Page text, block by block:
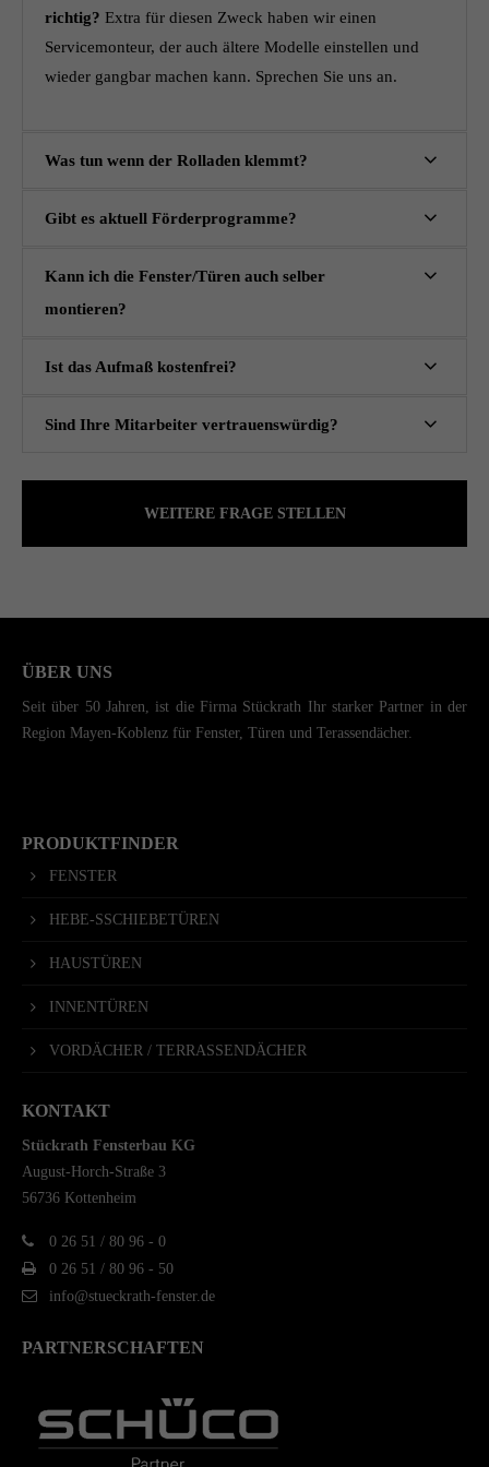
info@yourdomain.com
About us
richtig? Extra für diesen Zweck haben wir einen
Servicemonteur, der auch ältere Modelle einstellen und
wieder gangbar machen kann. Sprechen Sie uns an.
Was tun wenn der Rolladen klemmt?
Gibt es aktuell Förderprogramme?
Kann ich die Fenster/Türen auch selber
montieren?
Ist das Aufmaß kostenfrei?
Sind Ihre Mitarbeiter vertrauenswürdig?
WEITERE FRAGE STELLEN
ÜBER UNS
Seit über 50 Jahren, ist die Firma Stückrath Ihr starker Partner in der
Region Mayen-Koblenz für Fenster, Türen und Terassendächer.
PRODUKTFINDER
FENSTER
HEBE-SSCHIEBETÜREN
HAUSTÜREN
INNENTÜREN
VORDÄCHER / TERRASSENDÄCHER
KONTAKT
Stückrath Fensterbau KG
August-Horch-Straße 3
56736 Kottenheim
0 26 51 / 80 96 - 0
0 26 51 / 80 96 - 50
info@stueckrath-fenster.de
PARTNERSCHAFTEN